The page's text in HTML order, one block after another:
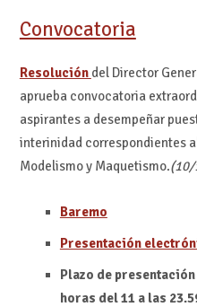
Convocatoria
Resolución del Director
aprueba convocatoria
aspirantes a desempeñar
interinidad correspondientes
Modelismo y Maquetismo.
Baremo
Presentación
Plazo de
horas del 11 a las